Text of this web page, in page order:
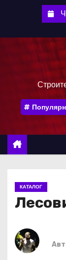
е
КАТАЛОГ